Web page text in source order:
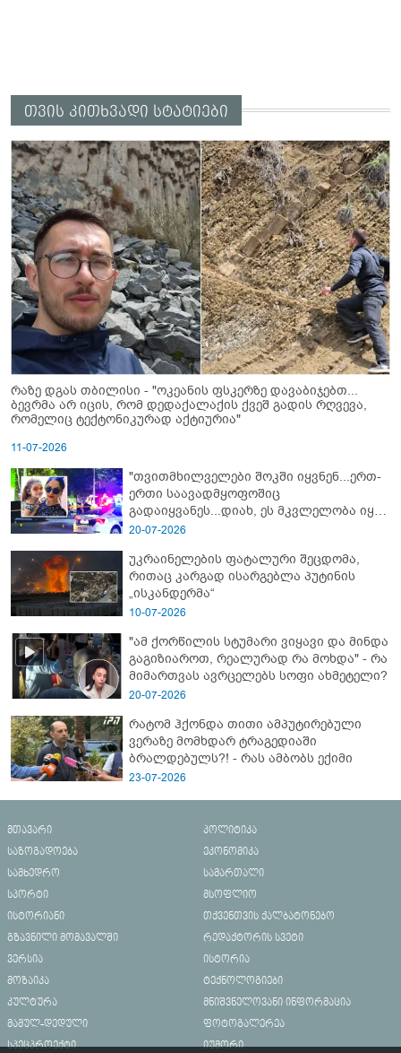
თვის კითხვადი სტატიები
რაზე დგას თბილისი - "ოკეანის ფსკერზე დავაბიჯებთ...
ბევრმა არ იცის, რომ დედაქალაქის ქვეშ გადის რღვევა,
რომელიც ტექტონიკურად აქტიურია"
11-07-2026
"თვითმხილველები შოკში იყვნენ...ერთ-
ერთი საავადმყოფოშიც
გადაიყვანეს...დიახ, ეს მკვლელობა იყო"
- გორში დატრიალებული ტრაგედიის
20-07-2026
უკრაინელების ფატალური შეცდომა,
რითაც კარგად ისარგებლა პუტინის
„ისკანდერმა“
10-07-2026
"ამ ქორწილის სტუმარი ვიყავი და მინდა
გაგიზიაროთ, რეალურად რა მოხდა" - რა
მიმართვას ავრცელებს სოფი ახმეტელი?
20-07-2026
რატომ ჰქონდა თითი ამპუტირებული
ვერაზე მომხდარ ტრაგედიაში
ბრალდებულს?! - რას ამბობს ექიმი
23-07-2026
მთავარი
პოლიტიკა
საზოგადოება
ეკონომიკა
სამხედრო
სამართალი
სპორტი
მსოფლიო
ისტორიანი
თქვენთვის ქალბატონებო
გზავნილი მომავალში
რედაქტორის სვეტი
ვერსია
ისტორია
მოზაიკა
ტექნოლოგიები
კულტურა
მნიშვნელოვანი ინფორმაცია
მამულ-დედული
ფოტოგალერეა
სპეცპროექტი
იუმორი